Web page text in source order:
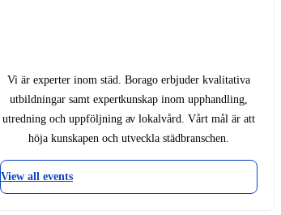
Vi är experter inom städ. Borago erbjuder kvalitativa
utbildningar samt expertkunskap inom upphandling,
utredning och uppföljning av lokalvård. Vårt mål är att
höja kunskapen och utveckla städbranschen.
View all events